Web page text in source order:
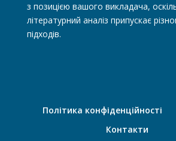
з позицією вашого викладача,
літературний аналіз припускає
підходів.
Політика конфіденційності
Контакти